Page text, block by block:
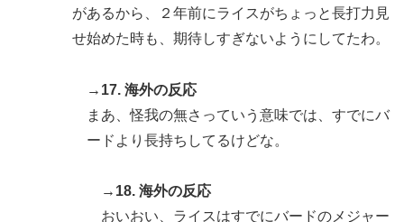
があるから、２年前にライスがちょっと長打力見
せ始めた時も、期待しすぎないようにしてたわ。
→17. 海外の反応
まあ、怪我の無さっていう意味では、すでにバ
ードより長持ちしてるけどな。
→18. 海外の反応
おいおい、ライスはすでにバードのメジャー